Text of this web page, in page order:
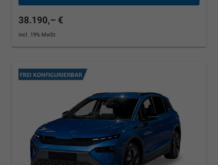
38.190,– €
incl. 19% MwSt.